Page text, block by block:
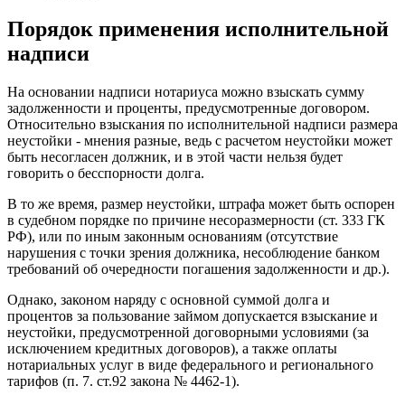
Порядок применения исполнительной
надписи
На основании надписи нотариуса можно взыскать сумму
задолженности и проценты, предусмотренные договором.
Относительно взыскания по исполнительной надписи размера
неустойки - мнения разные, ведь с расчетом неустойки может
быть несогласен должник, и в этой части нельзя будет
говорить о бесспорности долга.
В то же время, размер неустойки, штрафа может быть оспорен
в судебном порядке по причине несоразмерности (ст. 333 ГК
РФ), или по иным законным основаниям (отсутствие
нарушения с точки зрения должника, несоблюдение банком
требований об очередности погашения задолженности и др.).
Однако, законом наряду с основной суммой долга и
процентов за пользование займом допускается взыскание и
неустойки, предусмотренной договорными условиями (за
исключением кредитных договоров), а также оплаты
нотариальных услуг в виде федерального и регионального
тарифов (п. 7. ст.92 закона № 4462-1).